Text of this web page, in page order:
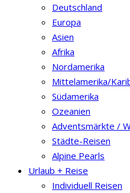
Deutschland
Europa
Asien
Afrika
Nordamerika
Mittelamerika/
Südamerika
Ozeanien
Adventsmärkte /
Städte-Reisen
Alpine Pearls
Urlaub + Reise
Individuell Reisen